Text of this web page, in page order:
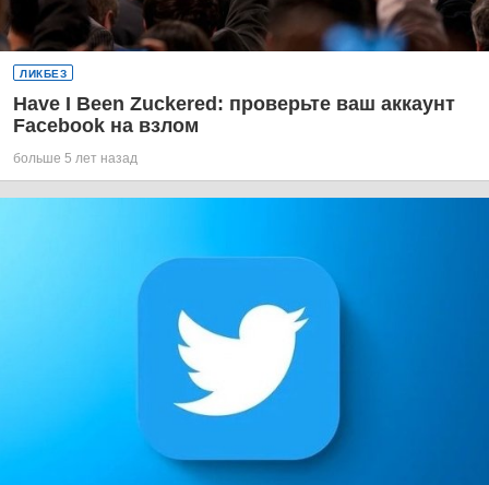
ЛИКБЕЗ
Have I Been Zuckered: проверьте ваш аккаунт
Facebook на взлом
больше 5 лет назад